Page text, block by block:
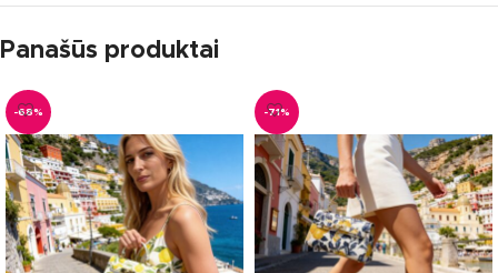
Panašūs produktai
-68% -71%